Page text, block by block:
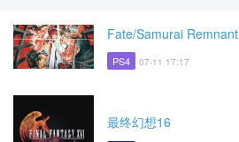
Fate/Samurai Remnant
PS4 07-11 17:17
最终幻想16